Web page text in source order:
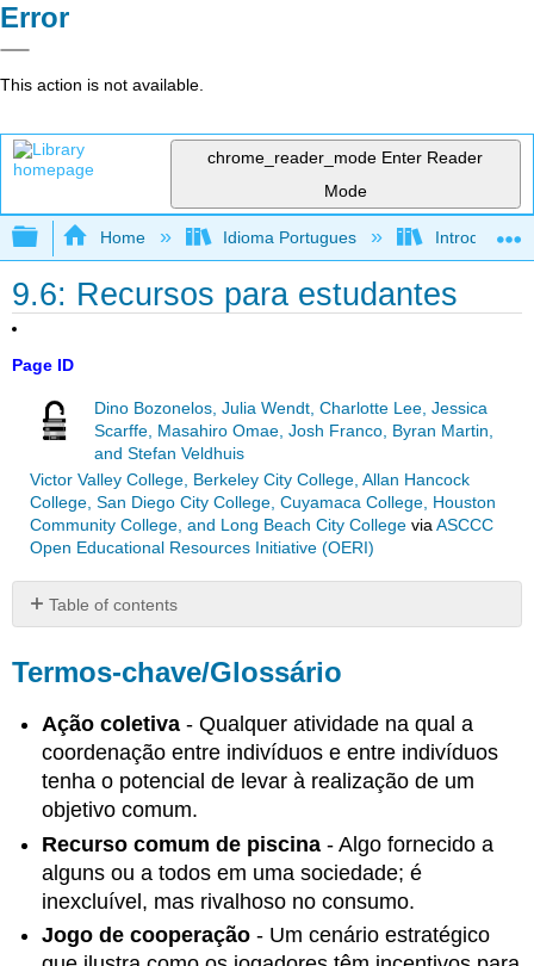
Error
This action is not available.
chrome_reader_mode Enter Reader
Mode
Expand/collapse global hierarchy
Home Idioma Portugues Introdução
9.6: Recursos para estudantes
Page ID
Dino Bozonelos, Julia Wendt, Charlotte Lee, Jessica
Scarffe, Masahiro Omae, Josh Franco, Byran Martin,
and Stefan Veldhuis
Victor Valley College, Berkeley City College, Allan Hancock
College, San Diego City College, Cuyamaca College, Houston
Community College, and Long Beach City Collegevia ASCCC
Open Educational Resources Initiative (OERI)
Table of contents
chave/Glossário
Seção
9.1:
que
é
ação
coletiva?
O
que
são
movimentos
Termos-chave/Glossário
Ação coletiva - Qualquer atividade na qual a
coordenação entre indivíduos e entre indivíduos
tenha o potencial de levar à realização de um
objetivo comum.
Recurso comum de piscina - Algo fornecido a
alguns ou a todos em uma sociedade; é
inexcluível, mas rivalhoso no consumo.
Jogo de cooperação - Um cenário estratégico